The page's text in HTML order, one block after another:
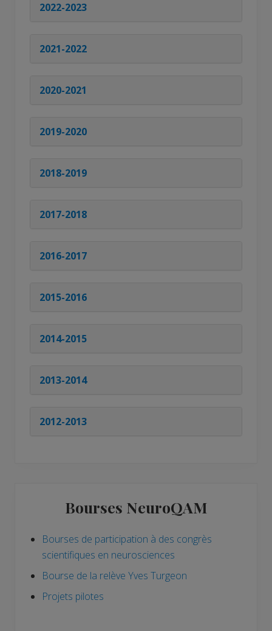
2022-2023
2021-2022
2020-2021
2019-2020
2018-2019
2017-2018
2016-2017
2015-2016
2014-2015
2013-2014
2012-2013
latérale
principale
Bourses NeuroQAM
Bourses de participation à des congrès
scientifiques en neurosciences
Bourse de la relève Yves Turgeon
Projets pilotes